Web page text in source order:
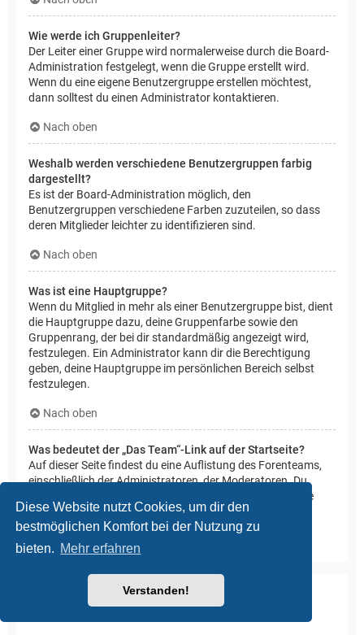
Diese Website nutzt Cookies, um dir den
bestmöglichen Komfort bei der Nutzung zu
bieten. Mehr erfahren
Verstanden!
Wie werde ich Gruppenleiter?
Der Leiter einer Gruppe wird normalerweise durch die Board-
Administration festgelegt, wenn die Gruppe erstellt wird.
Wenn du eine eigene Benutzergruppe erstellen möchtest,
dann solltest du einen Administrator kontaktieren.
Nach oben
Weshalb werden verschiedene Benutzergruppen farbig
dargestellt?
Es ist der Board-Administration möglich, den
Benutzergruppen verschiedene Farben zuzuteilen, so dass
deren Mitglieder leichter zu identifizieren sind.
Nach oben
Was ist eine Hauptgruppe?
Wenn du Mitglied in mehr als einer Benutzergruppe bist, dient
die Hauptgruppe dazu, deine Gruppenfarbe sowie den
Gruppenrang, der bei dir standardmäßig angezeigt wird,
festzulegen. Ein Administrator kann dir die Berechtigung
geben, deine Hauptgruppe im persönlichen Bereich selbst
festzulegen.
Nach oben
Was bedeutet der „Das Team“-Link auf der Startseite?
Auf dieser Seite findest du eine Auflistung des Forenteams,
einschließlich der Administratoren, der Moderatoren. Du
findest hier auch weitere Informationen wie die Foren, die
diese im Einzelnen moderieren.
Nach oben
Private Nachrichten